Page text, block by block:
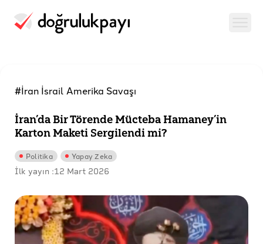
#İran İsrail Amerika Savaşı
İran’da Bir Törende Mücteba Hamaney’in
Karton Maketi Sergilendi mi?
Politika Yapay Zeka
İlk yayın :12 Mart 2026